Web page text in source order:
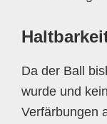
Da der Ball
wurde und
Verfärbungen